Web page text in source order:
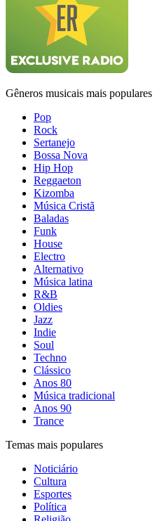
Gêneros musicais mais populares
Pop
Rock
Sertanejo
Bossa Nova
Hip Hop
Reggaeton
Kizomba
Música Cristã
Baladas
Funk
House
Electro
Alternativo
Música latina
R&B
Oldies
Jazz
Indie
Soul
Techno
Clássico
Anos 80
Música tradicional
Anos 90
Trance
Temas mais populares
Noticiário
Cultura
Esportes
Política